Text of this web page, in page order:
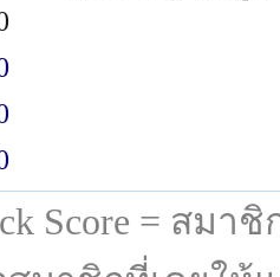
Score = สม